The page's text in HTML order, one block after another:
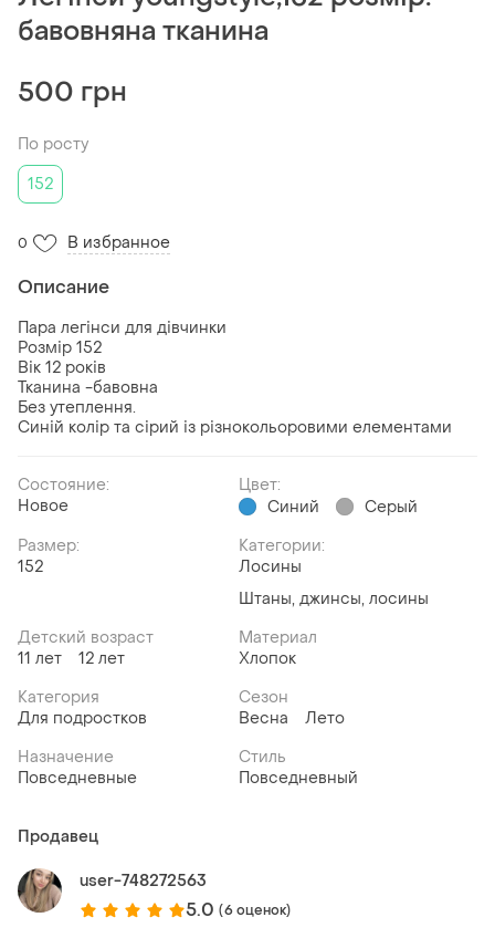
бавовняна тканина
500 грн
По росту
152
0 В избранное
Описание
Пара легінси для дівчинки
Розмір 152
Вік 12 років
Тканина -бавовна
Без утеплення.
Синій колір та сірий із різнокольоровими елементами
Состояние:
Новое
Цвет:
Синий
Серый
Размер:
152
Категории:
Лосины
Штаны, джинсы, лосины
Детский возраст
11 лет
12 лет
Материал
Хлопок
Категория
Для подростков
Сезон
Весна
Лето
Назначение
Повседневные
Стиль
Повседневный
Продавец
user-748272563
5.0 (6 оценок)